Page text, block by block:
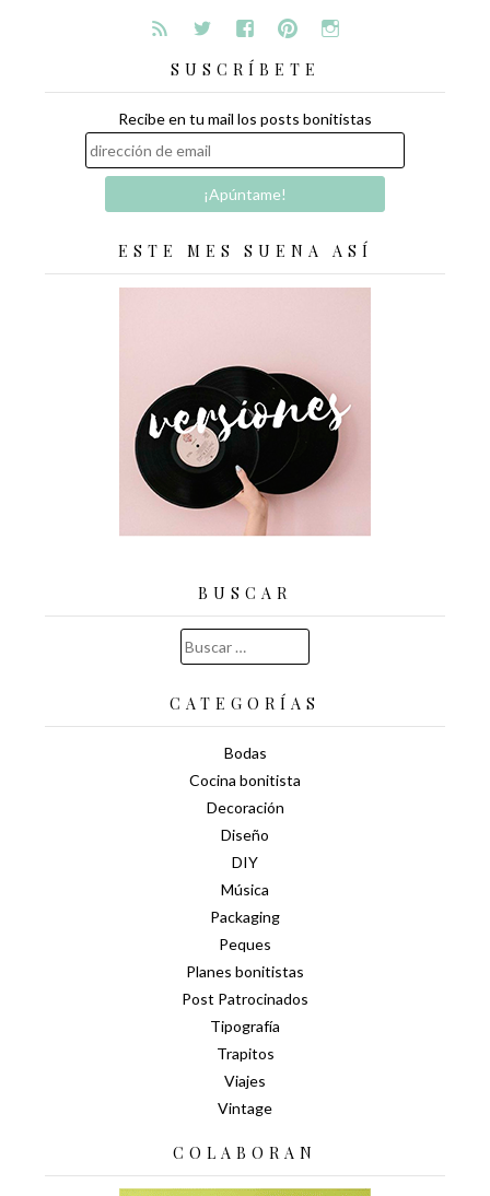
SUSCRÍBETE
Recibe en tu mail los posts bonitistas
ESTE MES SUENA ASÍ
BUSCAR
Buscar:
CATEGORÍAS
Bodas
Cocina bonitista
Decoración
Diseño
DIY
Música
Packaging
Peques
Planes bonitistas
Post Patrocinados
Tipografía
Trapitos
Viajes
Vintage
COLABORAN